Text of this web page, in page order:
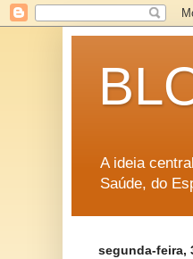
A ideia
Saúde, do
segunda-feira,